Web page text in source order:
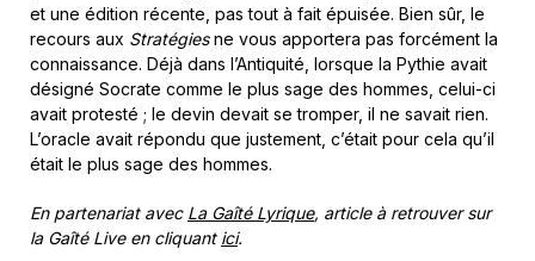
et une édition récente, pas tout à fait épuisée. Bien sûr, le
recours aux Stratégiesne vous apportera pas forcément la
connaissance. Déjà dans l’Antiquité, lorsque la Pythie avait
désigné Socrate comme le plus sage des hommes, celui-ci
avait protesté ; le devin devait se tromper, il ne savait rien.
L’oracle avait répondu que justement, c’était pour cela qu’il
était le plus sage des hommes.
En partenariat avec La Gaîté Lyrique, article à retrouver sur
la Gaîté Live en cliquant ici.